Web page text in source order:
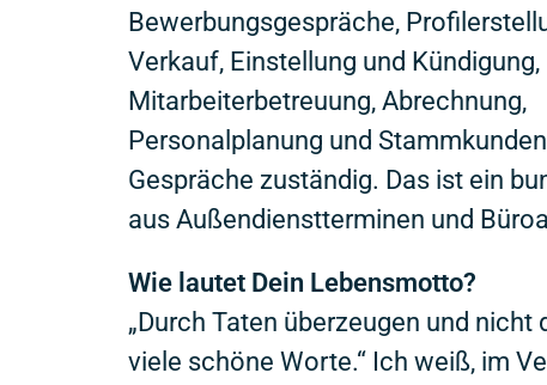
Bewerbungsgespräche,
Verkauf, Einstellung und Kündigung,
Mitarbeiterbetreuung, Abrechnung,
Personalplanung und
Gespräche zuständig. Das ist ein
aus Außendienstterminen und
Wie lautet Dein Lebensmotto?
„Durch Taten überzeugen und nicht
viele schöne Worte.“ Ich weiß, im